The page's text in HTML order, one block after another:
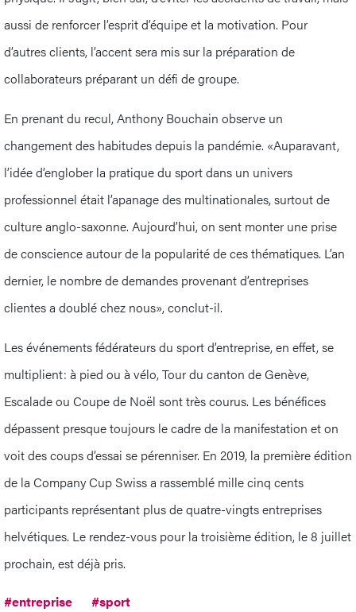
aussi de renforcer l’esprit d’équipe et la motivation. Pour
d’autres clients, l’accent sera mis sur la préparation de
collaborateurs préparant un défi de groupe.
En prenant du recul, Anthony Bouchain observe un
changement des habitudes depuis la pandémie. «Auparavant,
l’idée d’englober la pratique du sport dans un univers
professionnel était l’apanage des multinationales, surtout de
culture anglo-saxonne. Aujourd’hui, on sent monter une prise
de conscience autour de la popularité de ces thématiques. L’an
dernier, le nombre de demandes provenant d’entreprises
clientes a doublé chez nous», conclut-il.
Les événements fédérateurs du sport d’entreprise, en effet, se
multiplient: à pied ou à vélo, Tour du canton de Genève,
Escalade ou Coupe de Noël sont très courus. Les bénéfices
dépassent presque toujours le cadre de la manifestation et on
voit des coups d’essai se pérenniser. En 2019, la première édition
de la Company Cup Swiss a rassemblé mille cinq cents
participants représentant plus de quatre-vingts entreprises
helvétiques. Le rendez-vous pour la troisième édition, le 8 juillet
prochain, est déjà pris.
#entreprise #sport